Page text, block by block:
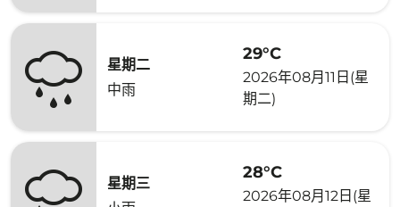
星期二
中雨
29°C
2026年08月11日(星
期二)
星期三
28°C
2026年08月12日(星